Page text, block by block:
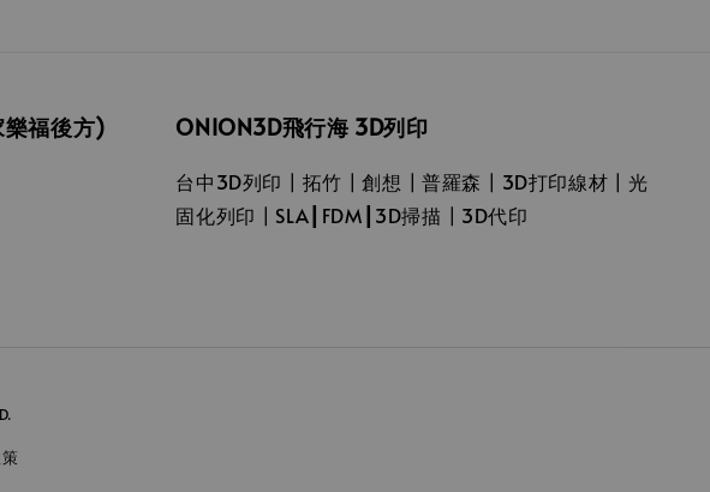
福後方) ONION3D飛行海 3D列印
台中3D列印┃拓竹┃創想┃普羅森┃3D打印線材┃光
固化列印┃SLA┃FDM┃3D掃描┃3D代印